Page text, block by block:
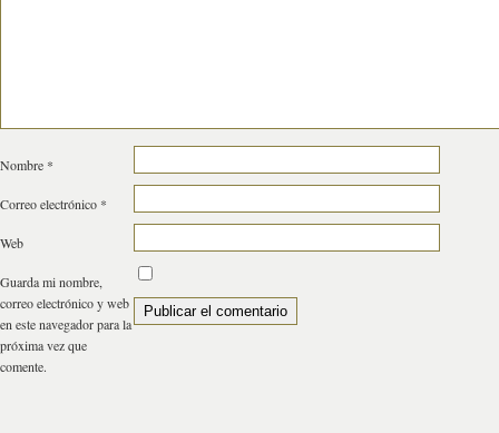
Nombre *
Correo electrónico *
Web
Guarda mi nombre,
correo electrónico y web
en este navegador para la
próxima vez que
comente.